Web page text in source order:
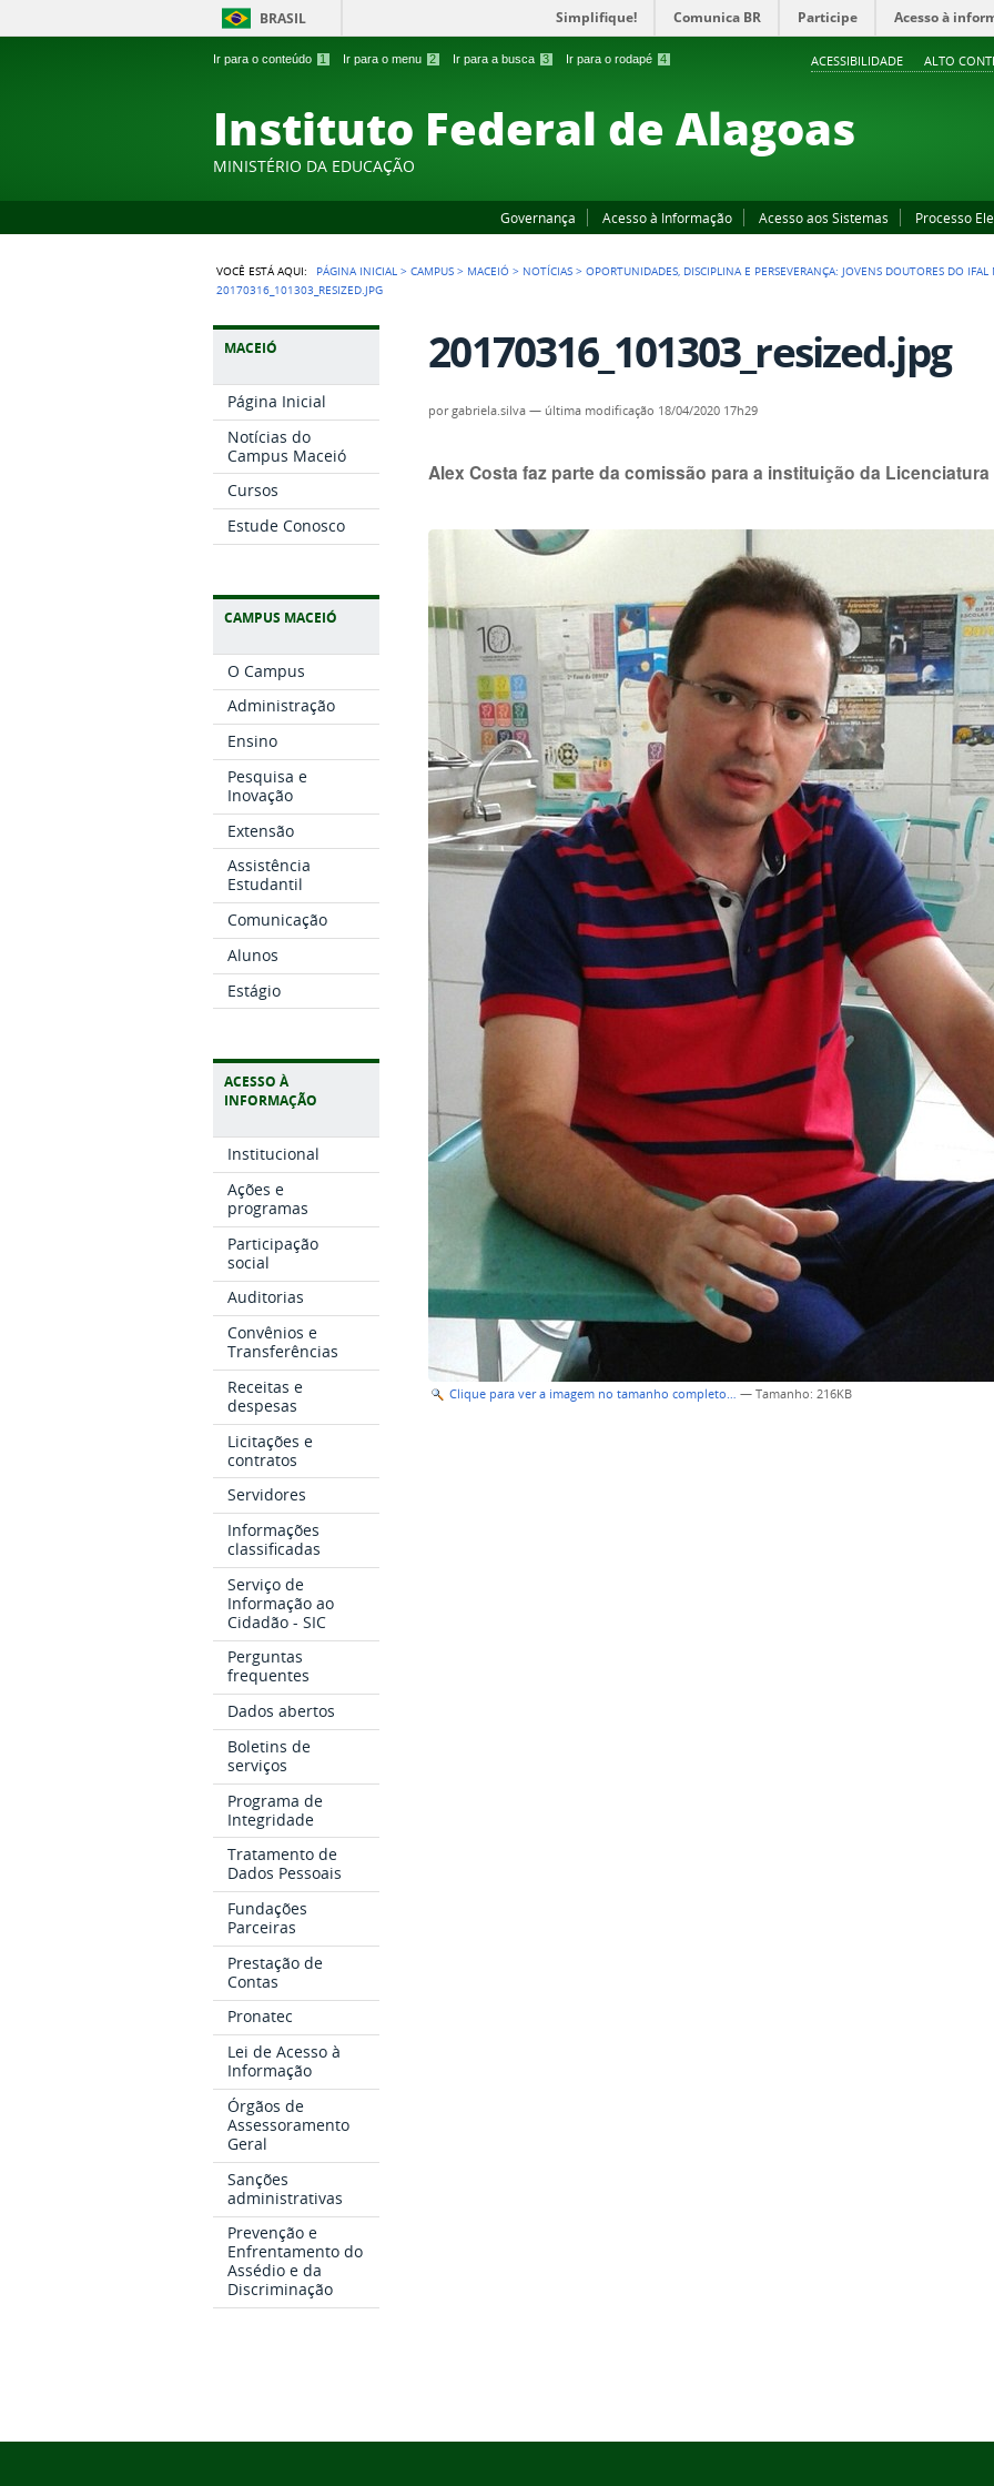
Ir para o conteúdo 1 Ir para o menu 2 Ir para a busca 3 Ir para o rodapé 4 ACESSIBILIDADE ALTO
BRASIL Simplifique! Comunica BR Participe Acesso à
Instituto Federal de Alagoas
MINISTÉRIO DA EDUCAÇÃO
Governança Acesso à Informação Acesso aos Sistemas Processo
VOCÊ ESTÁ AQUI: PÁGINA INICIAL >CAMPUS > MACEIÓ > NOTÍCIAS >OPORTUNIDADES, DISCIPLINA E PERSEVERANÇA: JOVENS DOUTORES DO
20170316_101303_RESIZED.JPG
MACEIÓ
Página Inicial
Notícias do
Campus Maceió
Cursos
Estude Conosco
CAMPUS MACEIÓ
O Campus
Administração
Ensino
Pesquisa e
Inovação
Extensão
Assistência
Estudantil
Comunicação
Alunos
Estágio
ACESSO À
INFORMAÇÃO
Institucional
Ações e
programas
Participação
social
Auditorias
Convênios e
Transferências
Receitas e
despesas
Licitações e
contratos
Servidores
Informações
classificadas
Serviço de
Informação ao
Cidadão - SIC
Perguntas
frequentes
Dados abertos
Boletins de
serviços
Programa de
Integridade
Tratamento de
Dados Pessoais
Fundações
Parceiras
Prestação de
Contas
Pronatec
Lei de Acesso à
Informação
Órgãos de
Assessoramento
Geral
Sanções
administrativas
Prevenção e
Enfrentamento do
Assédio e da
Discriminação
20170316_101303_resized.jpg
porgabriela.silva — última modificação 18/04/2020 17h29
Alex Costa faz parte da comissão para a instituição da
Clique para ver a imagem no tamanho completo… —Tamanho: 216KB